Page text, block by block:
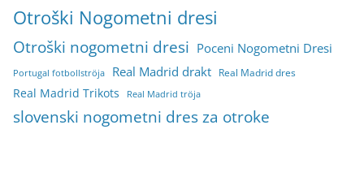
Otroški Nogometni dresi
Otroški nogometni dresi Poceni Nogometni Dresi
Portugal fotbollströja Real Madrid drakt Real Madrid dres
Real Madrid Trikots Real Madrid tröja
slovenski nogometni dres za otroke